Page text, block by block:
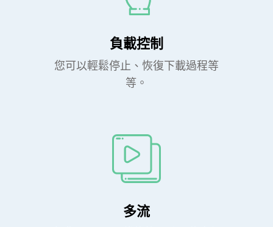
負載控制
您可以輕鬆停止、恢復下載過程等
等。
多流